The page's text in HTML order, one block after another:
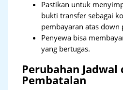
Pastikan untuk
bukti transfer sebagai
pembayaran atas down
Penyewa bisa
yang bertugas.
Perubahan Jadwal
Pembatalan